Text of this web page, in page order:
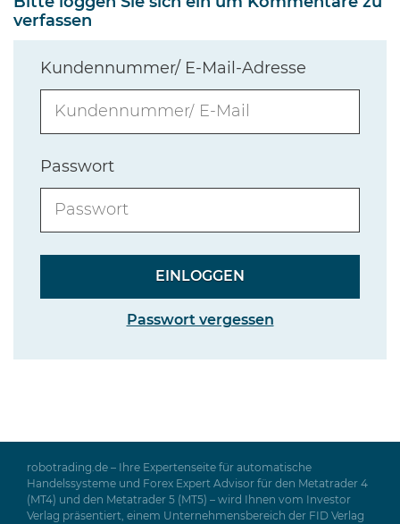
verfassen
Kundennummer/ E-Mail-Adresse
Passwort
Passwort vergessen
robotrading.de – Ihre Expertenseite für automatische
Handelssysteme und Forex Expert Advisor für den Metatrader 4
(MT4) und den Metatrader 5 (MT5) – wird Ihnen vom Investor
Verlag präsentiert, einem Unternehmensbereich der FID Verlag